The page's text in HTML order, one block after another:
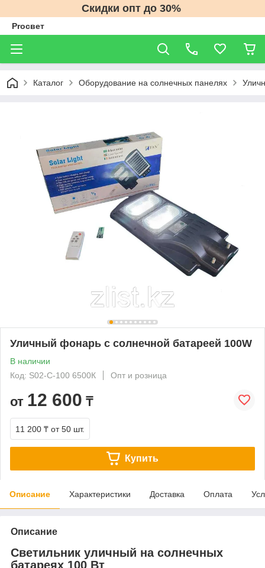
Скидки опт до 30%
Proсвет
Каталог Оборудование на солнечных панелях
Уличный фонарь с солнечной батареей 100W
В наличии
Код: S02-C-100 6500К
Опт и розница
от 12 600 ₸
11 200 ₸ от 50 шт.
Купить
Описание Характеристики Доставка Оплата
Описание
Светильник уличный на солнечных
батареях 100 Вт